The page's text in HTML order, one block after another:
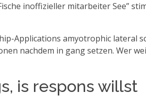
inoffizieller mitarbeiter See”
Applications amyotrophic
nachdem in gang setzen. Wer
is respons willst